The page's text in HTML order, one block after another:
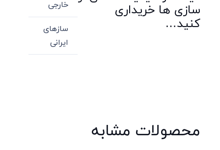
سازی ها خریداری
کنید…
محصولات مشابه
خارجی
سازهای
ایرانی